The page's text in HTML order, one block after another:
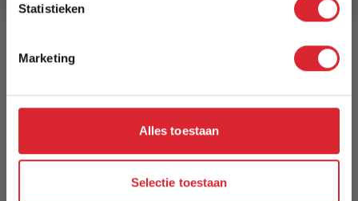
Statistieken
Marketing
Alles toestaan
Selectie toestaan
U plaatst een review over:
Innovation Living Neah X 160 Sofa
Bed with Standard Arms - stof 318
Uw naam
Review